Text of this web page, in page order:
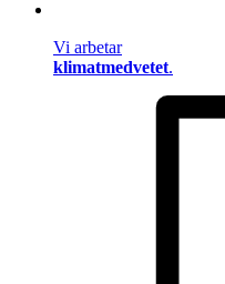
Vi arbetar
klimatmedvetet.